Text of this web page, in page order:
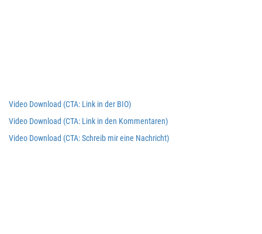
Video Download (CTA: Link in der BIO)
Video Download (CTA: Link in den Kommentaren)
Video Download (CTA: Schreib mir eine Nachricht)